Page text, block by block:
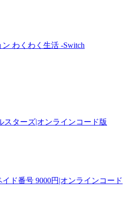
わくわく生活 -Switch
スターズ|オンラインコード版
ド番号 9000円|オンラインコード